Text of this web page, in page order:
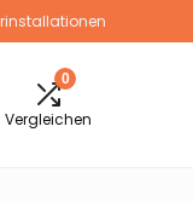
0
Vergleichen